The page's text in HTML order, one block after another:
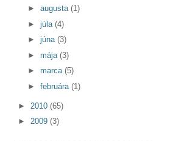
► augusta (1)
► júla (4)
► júna (3)
► mája (3)
► marca (5)
► februára (1)
► 2010 (65)
► 2009 (3)